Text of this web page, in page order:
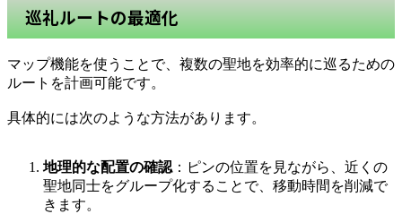
巡礼ルートの最適化
マップ機能を使うことで、複数の聖地を効率的に巡るための
ルートを計画可能です。
具体的には次のような方法があります。
地理的な配置の確認 ：ピンの位置を見ながら、近くの
聖地同士をグループ化することで、移動時間を削減で
きます。